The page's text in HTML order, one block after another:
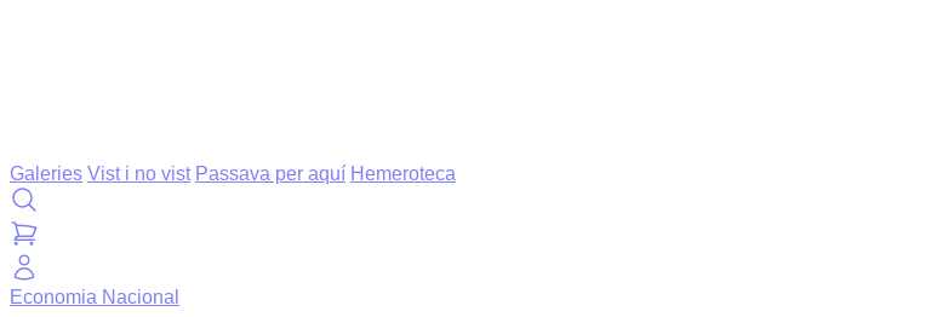
Galeries Vist i no vist Passava per aquí Hemeroteca
Economia Nacional